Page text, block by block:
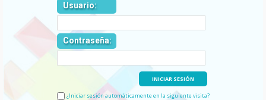
Usuario:
Contraseña:
¿Iniciar sesión automáticamente en la siguiente visita?